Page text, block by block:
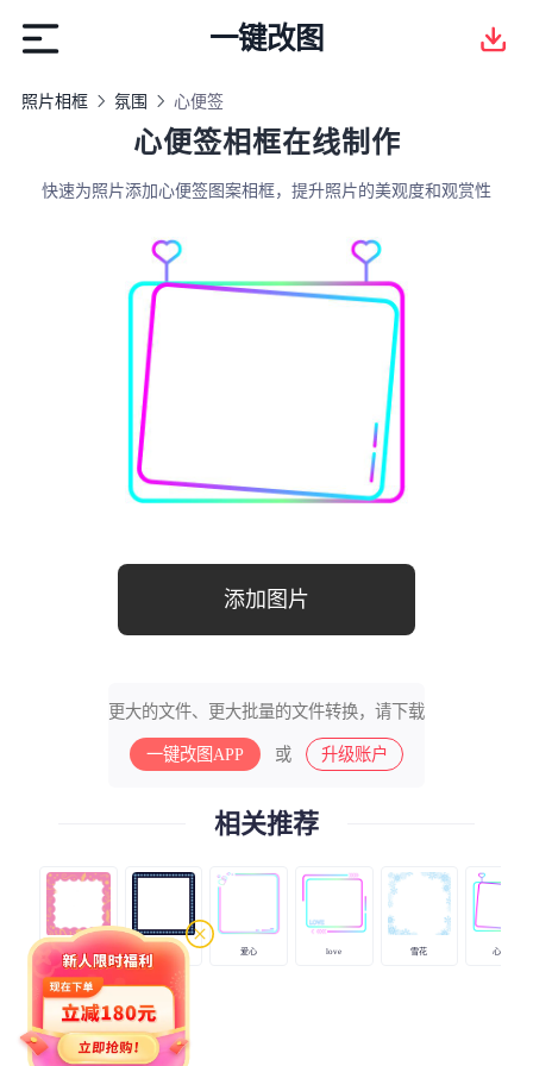
一键改图
照片相框 氛围 心便签
心便签相框在线制作
快速为照片添加心便签图案相框，提升照片的美观度和观赏性
添加图片
更大的文件、更大批量的文件转换，请下载
一键改图APP 或 升级账户
相关推荐
粉色氛围 灯带 爱心 love 雪花 心便签